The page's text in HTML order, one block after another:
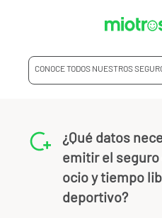
CONOCE TODOS NUESTROS
¿Qué datos
emitir el
ocio y tiempo
deportivo?